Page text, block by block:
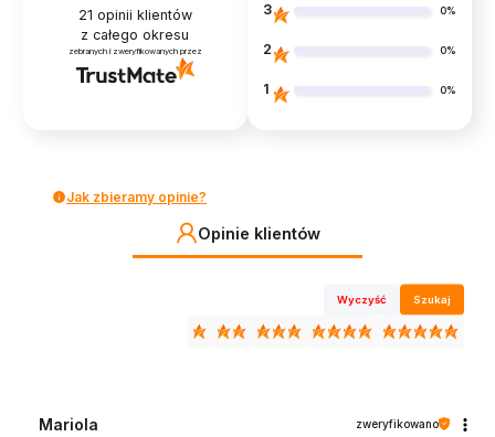
21 opinii klientów
z całego okresu
zebranych i zweryfikowanych przez
3 0%
2 0%
1 0%
Jak zbieramy opinie?
Opinie klientów
Wyczyść Szukaj
Mariola zweryfikowano